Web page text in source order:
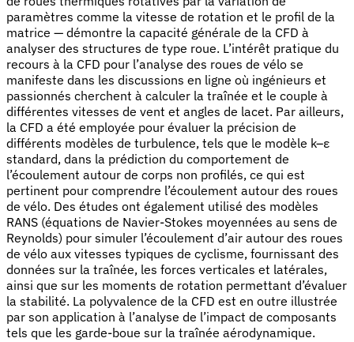
paramètres comme la vitesse de rotation et le profil de la
matrice — démontre la capacité générale de la CFD à
analyser des structures de type roue. L’intérêt pratique du
recours à la CFD pour l’analyse des roues de vélo se
manifeste dans les discussions en ligne où ingénieurs et
passionnés cherchent à calculer la traînée et le couple à
différentes vitesses de vent et angles de lacet. Par ailleurs,
la CFD a été employée pour évaluer la précision de
différents modèles de turbulence, tels que le modèle k–ε
standard, dans la prédiction du comportement de
l’écoulement autour de corps non profilés, ce qui est
pertinent pour comprendre l’écoulement autour des roues
de vélo. Des études ont également utilisé des modèles
RANS (équations de Navier-Stokes moyennées au sens de
Reynolds) pour simuler l’écoulement d’air autour des roues
de vélo aux vitesses typiques de cyclisme, fournissant des
données sur la traînée, les forces verticales et latérales,
ainsi que sur les moments de rotation permettant d’évaluer
la stabilité. La polyvalence de la CFD est en outre illustrée
par son application à l’analyse de l’impact de composants
tels que les garde-boue sur la traînée aérodynamique.